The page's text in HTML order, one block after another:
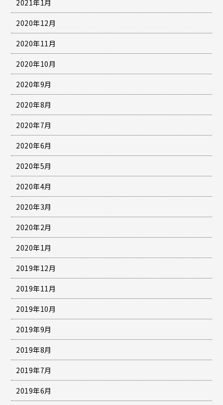
2021年1月
2020年12月
2020年11月
2020年10月
2020年9月
2020年8月
2020年7月
2020年6月
2020年5月
2020年4月
2020年3月
2020年2月
2020年1月
2019年12月
2019年11月
2019年10月
2019年9月
2019年8月
2019年7月
2019年6月